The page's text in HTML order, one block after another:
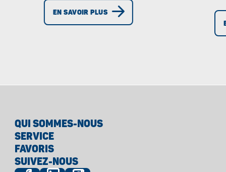
cet incontournable qui plaira
aux petits comme aux grands !
EN SAVOIR PLUS
QUI SOMMES-NOUS
SERVICE
FAVORIS
SUIVEZ-NOUS